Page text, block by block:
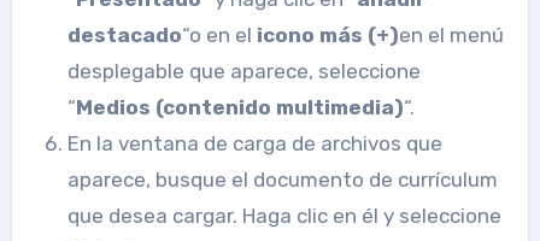
destacado“o en el icono más (+)en el menú
desplegable que aparece, seleccione
“Medios (contenido multimedia)“.
En la ventana de carga de archivos que
aparece, busque el documento de currículum
que desea cargar. Haga clic en él y seleccione